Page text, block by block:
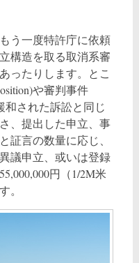
う一度特許庁に依頼
構造を取る取消系審
ったりします。とこ
や審判事件
和された訴訟と同じ
、提出した申立、事
証言の数量に応じ、
議申立、或いは登録
円（1/2M米
。